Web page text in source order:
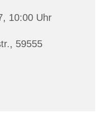
10:00 Uhr
59555